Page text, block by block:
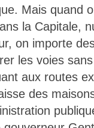
Mais quand
la Capitale,
on importe
les voies
aux routes
des